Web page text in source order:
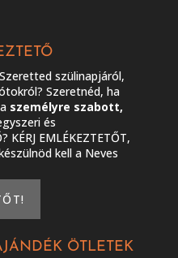
szülinapjáról,
Szeretnéd, ha
személyre szabott,
és
EMLÉKEZTETŐT,
kell a Neves
ÖTLETEK